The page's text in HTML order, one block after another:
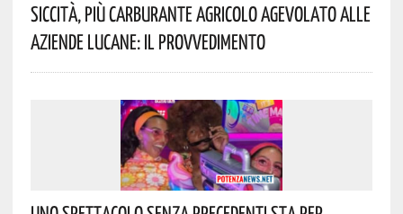
Siccità, Più Carburante Agricolo Agevolato Alle
Aziende Lucane: Il Provvedimento